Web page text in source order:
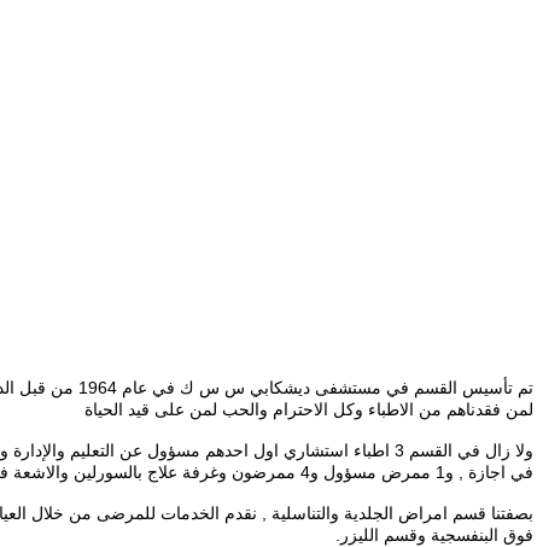
تم تأسيس
لمن فقدناهم من الاطباء وكل الاحترام والحب لمن على قيد الحياة
في اجازة , و1 ممرض مسؤول و4 ممرضون وغرفة علاج بالسورلين والاشعة فوق البنفسجية مع ممرض ,بالمجموع 7 ممرضون و2 سكرتارية و 2 موظف يعملون في القسم .
فوق البنفسجية وقسم الليزر.